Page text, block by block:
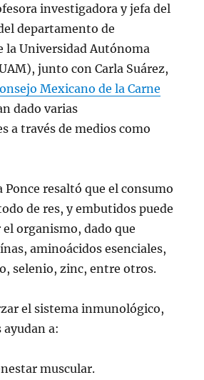
investigadora y jefa del
departamento de
la Universidad Autónoma
junto con Carla Suárez,
Mexicano de la Carne
dado varias
a través de medios como
resaltó que el consumo
de res, y embutidos puede
el organismo, dado que
aminoácidos esenciales,
selenio, zinc, entre otros.
el sistema inmunológico,
a:
muscular.